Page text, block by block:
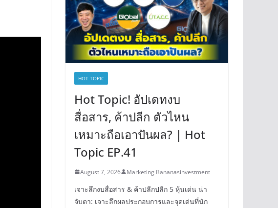
HOT TOPIC
Hot Topic! อัปเดทงบ
สื่อสาร, ค้าปลีก ตัวไหน
เหมาะถือเอาปันผล? | Hot
Topic EP.41
August 7, 2026 Marketing Bananasinvestment
เจาะลึกงบสื่อสาร & ค้าปลีกปลีก 5 หุ้นเด่น น่า
จับตา: เจาะลึกผลประกอบการและจุดเด่นที่นัก